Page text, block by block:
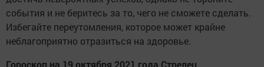
события и не беритесь за то, чего не сможете сделать.
Избегайте переутомления, которое может крайне
неблагоприятно отразиться на здоровье.
Гороскоп на 19 октября 2021 года Стрелец